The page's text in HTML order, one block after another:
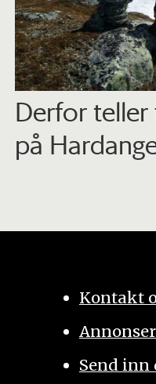
Derfor
på
Kontakt
Send